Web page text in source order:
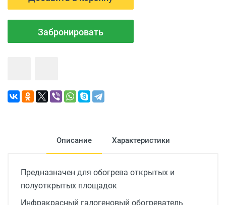
Забронировать
Описание Характеристики
Предназначен для обогрева открытых и
полуоткрытых площадок
Инфракрасный галогеновый обогреватель